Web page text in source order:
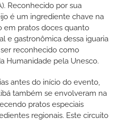
Reconhecido por sua
é um ingrediente chave na
em pratos doces quanto
e gastronômica dessa iguaria
reconhecido como
Humanidade pela Unesco.
antes do início do evento,
também se envolveram na
pratos especiais
regionais. Este circuito